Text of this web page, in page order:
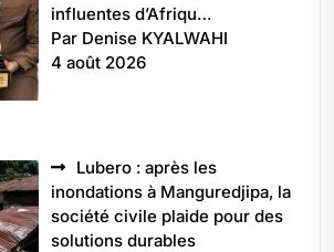
influentes d’Afriqu…
Par Denise KYALWAHI
4 août 2026
Lubero : après les
inondations à Manguredjipa, la
société civile plaide pour des
solutions durables